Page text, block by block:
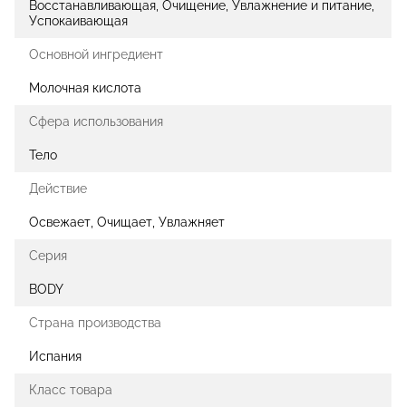
Восстанавливающая, Очищение, Увлажнение и питание,
Успокаивающая
Основной ингредиент
Молочная кислота
Сфера использования
Тело
Действие
Освежает, Очищает, Увлажняет
Серия
BODY
Страна производства
Испания
Класс товара